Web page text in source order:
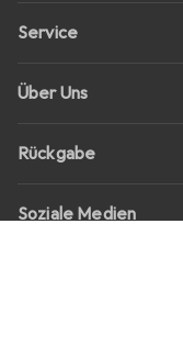
Service
Über Uns
Rückgabe
Soziale Medien